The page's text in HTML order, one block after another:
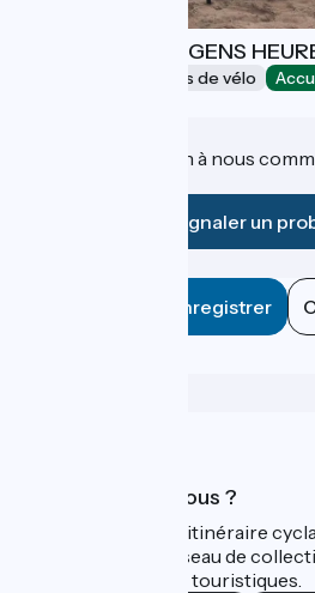
LA BALADE DES GENS
Loueurs/réparateurs de vélo
Une information à nous
Signaler un
Enregistrer
Qui sommes-nous ?
ViaRhôna est un itinéraire
promu par un réseau de
leurs institutions touristiques.